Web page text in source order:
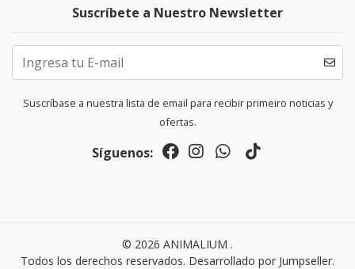
Suscríbete a Nuestro Newsletter
Suscríbase a nuestra lista de email para recibir primeiro noticias y
ofertas.
Síguenos:
© 2026 ANIMALIUM .
Todos los derechos reservados. Desarrollado por Jumpseller.